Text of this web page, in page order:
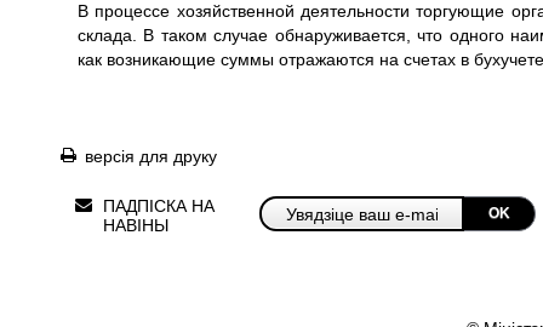
В процессе хозяйственной деятельности торгующие
склада. В таком случае обнаруживается, что одного
как возникающие суммы отражаются на счетах в
версія для друку
ПАДПІСКА НА
НАВІНЫ
OK